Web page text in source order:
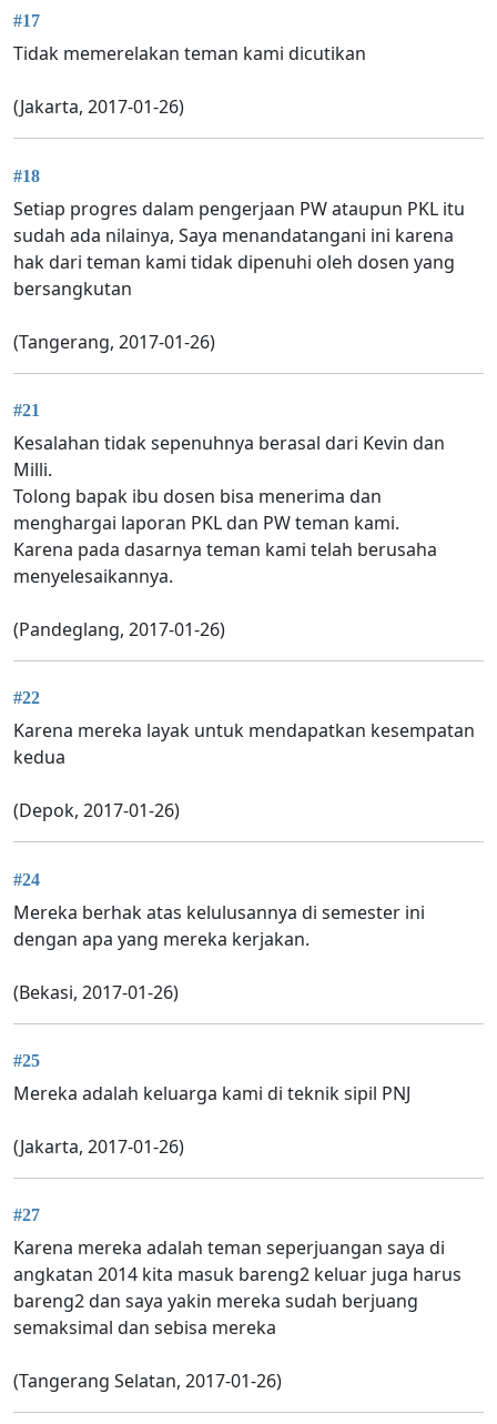
#17
Tidak memerelakan teman kami dicutikan
(Jakarta, 2017-01-26)
#18
Setiap progres dalam pengerjaan PW ataupun PKL itu
sudah ada nilainya, Saya menandatangani ini karena
hak dari teman kami tidak dipenuhi oleh dosen yang
bersangkutan
(Tangerang, 2017-01-26)
#21
Kesalahan tidak sepenuhnya berasal dari Kevin dan
Milli.
Tolong bapak ibu dosen bisa menerima dan
menghargai laporan PKL dan PW teman kami.
Karena pada dasarnya teman kami telah berusaha
menyelesaikannya.
(Pandeglang, 2017-01-26)
#22
Karena mereka layak untuk mendapatkan kesempatan
kedua
(Depok, 2017-01-26)
#24
Mereka berhak atas kelulusannya di semester ini
dengan apa yang mereka kerjakan.
(Bekasi, 2017-01-26)
#25
Mereka adalah keluarga kami di teknik sipil PNJ
(Jakarta, 2017-01-26)
#27
Karena mereka adalah teman seperjuangan saya di
angkatan 2014 kita masuk bareng2 keluar juga harus
bareng2 dan saya yakin mereka sudah berjuang
semaksimal dan sebisa mereka
(Tangerang Selatan, 2017-01-26)